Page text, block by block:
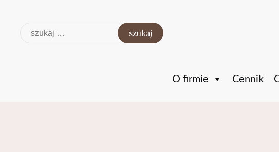
O firmie Cennik
Szukaj: